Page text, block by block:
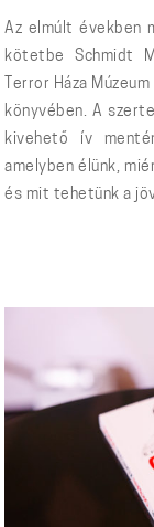
Az elmúlt években
kötetbe Schmidt
Terror Háza
könyvében. A
kivehető ív
amelyben élünk,
és mit tehetünk a